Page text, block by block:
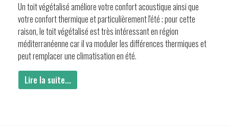
Un toit végétalisé améliore votre confort acoustique ainsi que
votre confort thermique et particulièrement l'été ; pour cette
raison, le toit végétalisé est très intéressant en région
méditerranéenne car il va moduler les différences thermiques et
peut remplacer une climatisation en été.
Lire la suite...